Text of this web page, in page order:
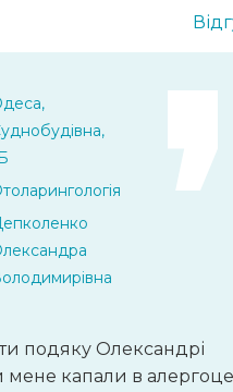
подяку Олександрі
капали в